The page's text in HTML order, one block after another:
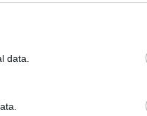
data.
ηγέτη των
200 λιρών.
τον
τη φράση